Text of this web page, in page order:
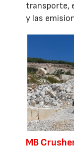
transporte,
y las
MB